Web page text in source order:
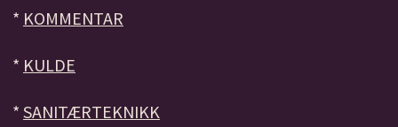
* KOMMENTAR
* KULDE
* SANITÆRTEKNIKK